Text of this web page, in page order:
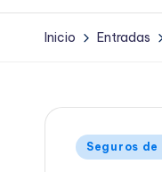
Inicio Entradas
Publicado
Seguros